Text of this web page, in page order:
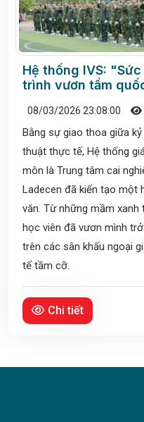
Hệ thống IVS:
trình vươn tầm
08/03/2026 23:08:00
Bằng sự giao thoa giữa
thuật thực tế, Hệ thống
môn là Trung tâm cai
Ladecen đã kiến tạo một
văn. Từ những mầm
học viên đã vươn mình
trên các sân khấu ngoại
tế tầm cỡ.
Chi tiết